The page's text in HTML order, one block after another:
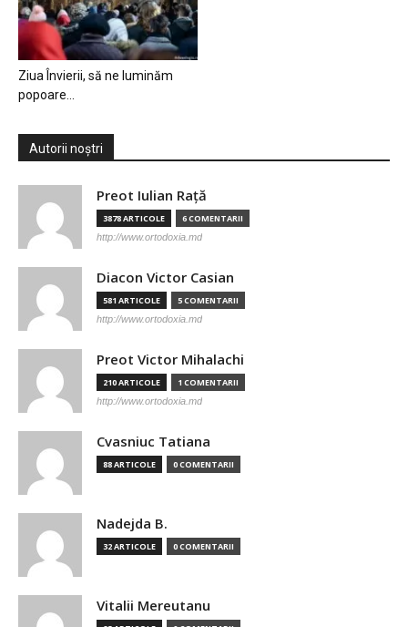
Ziua Învierii, să ne luminăm
popoare…
Autorii noștri
Preot Iulian Raţă
3878 ARTICOLE 6 COMENTARII
http://www.ortodoxia.md
Diacon Victor Casian
581 ARTICOLE 5 COMENTARII
http://www.ortodoxia.md
Preot Victor Mihalachi
210 ARTICOLE 1 COMENTARII
http://www.ortodoxia.md
Cvasniuc Tatiana
88 ARTICOLE 0 COMENTARII
Nadejda B.
32 ARTICOLE 0 COMENTARII
Vitalii Mereutanu